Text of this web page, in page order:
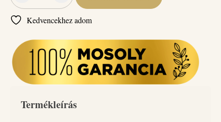
Naturcleaning
olaj
liter
mennyiség
Kedvencekhez adom
Termékleírás